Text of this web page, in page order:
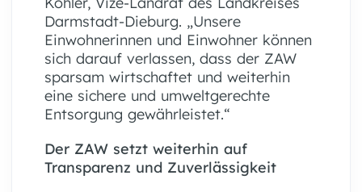
Darmstadt-Dieburg. „Unsere
Einwohnerinnen und Einwohner können
sich darauf verlassen, dass der ZAW
sparsam wirtschaftet und weiterhin
eine sichere und umweltgerechte
Entsorgung gewährleistet.“
Der ZAW setzt weiterhin auf
Transparenz und Zuverlässigkeit